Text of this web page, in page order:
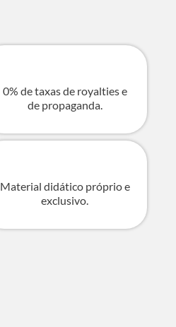
0% de taxas de royalties e
de propaganda.
Material didático próprio e
exclusivo.